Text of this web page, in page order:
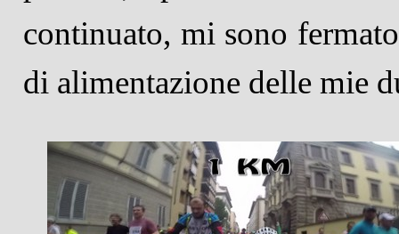
continuato, mi sono
di alimentazione delle mie